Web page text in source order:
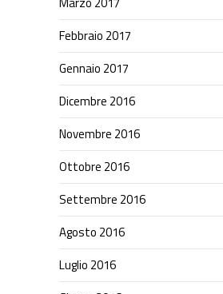
Febbraio 2017
Gennaio 2017
Dicembre 2016
Novembre 2016
Ottobre 2016
Settembre 2016
Agosto 2016
Luglio 2016